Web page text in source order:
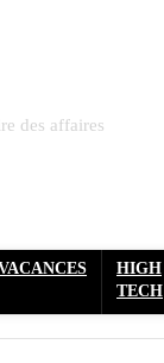
des affaires
HIGH
TECH